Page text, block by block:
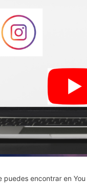
encontrar en